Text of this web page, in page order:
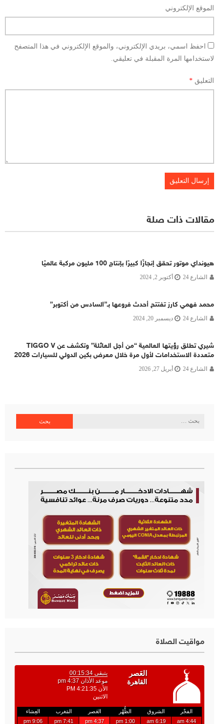
الموقع الإلكتروني
احفظ اسمي، بريدي الإلكتروني، والموقع الإلكتروني في هذا المتصفح
لاستخدامها المرة المقبلة في تعليقي.
التعليق *
مقالات ذات صلة
هيونداي موتور تحقق إنجازًا كبيرًا بإنتاج 100 مليون مركبة عالميًا
الشارع 24 أكتوبر 2, 2024
محمد فهمي كارز تفتتح أحدث فروعها بـ”السادس من أكتوبر”
الشارع 24 ديسمبر 20, 2024
شيري تطلق رؤيتها العالمية “من أجل العائلة” وتكشف عن TIGGO V
متعددة الاستخدامات لأول مرة خلال معرض بكين الدولي للسيارات 2026
الشارع 24 أبريل 27, 2026
البحث
مواقيت الصلاة